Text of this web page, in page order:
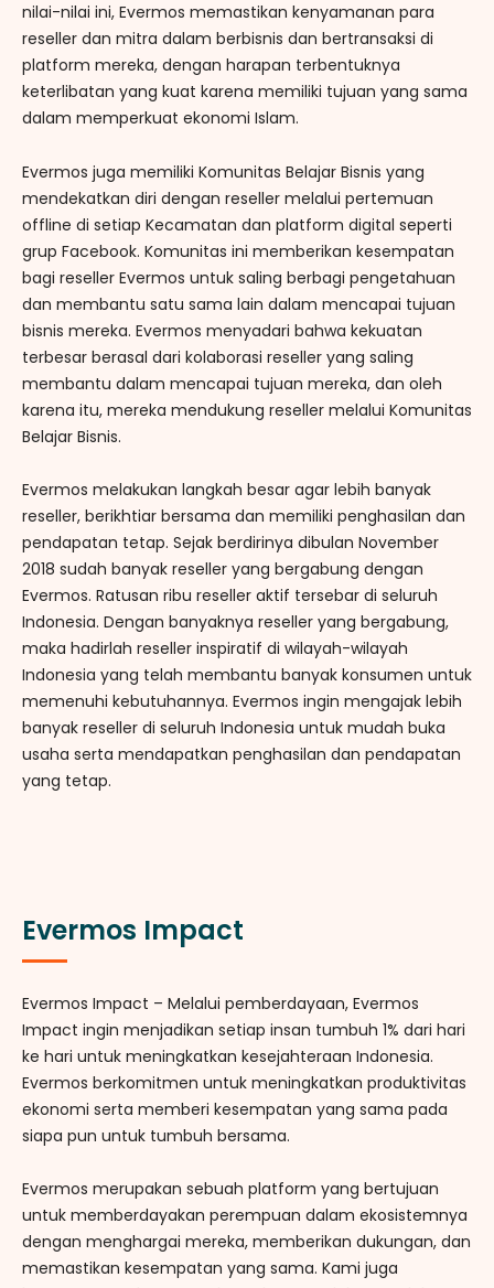
nilai-nilai ini, Evermos memastikan kenyamanan para
reseller dan mitra dalam berbisnis dan bertransaksi di
platform mereka, dengan harapan terbentuknya
keterlibatan yang kuat karena memiliki tujuan yang sama
dalam memperkuat ekonomi Islam.
Evermos juga memiliki Komunitas Belajar Bisnis yang
mendekatkan diri dengan reseller melalui pertemuan
offline di setiap Kecamatan dan platform digital seperti
grup Facebook. Komunitas ini memberikan kesempatan
bagi reseller Evermos untuk saling berbagi pengetahuan
dan membantu satu sama lain dalam mencapai tujuan
bisnis mereka. Evermos menyadari bahwa kekuatan
terbesar berasal dari kolaborasi reseller yang saling
membantu dalam mencapai tujuan mereka, dan oleh
karena itu, mereka mendukung reseller melalui Komunitas
Belajar Bisnis.
Evermos melakukan langkah besar agar lebih banyak
reseller, berikhtiar bersama dan memiliki penghasilan dan
pendapatan tetap. Sejak berdirinya dibulan November
2018 sudah banyak reseller yang bergabung dengan
Evermos. Ratusan ribu reseller aktif tersebar di seluruh
Indonesia. Dengan banyaknya reseller yang bergabung,
maka hadirlah reseller inspiratif di wilayah-wilayah
Indonesia yang telah membantu banyak konsumen untuk
memenuhi kebutuhannya. Evermos ingin mengajak lebih
banyak reseller di seluruh Indonesia untuk mudah buka
usaha serta mendapatkan penghasilan dan pendapatan
yang tetap.
Evermos Impact
Evermos Impact – Melalui pemberdayaan, Evermos
Impact ingin menjadikan setiap insan tumbuh 1% dari hari
ke hari untuk meningkatkan kesejahteraan Indonesia.
Evermos berkomitmen untuk meningkatkan produktivitas
ekonomi serta memberi kesempatan yang sama pada
siapa pun untuk tumbuh bersama.
Evermos merupakan sebuah platform yang bertujuan
untuk memberdayakan perempuan dalam ekosistemnya
dengan menghargai mereka, memberikan dukungan, dan
memastikan kesempatan yang sama. Kami juga